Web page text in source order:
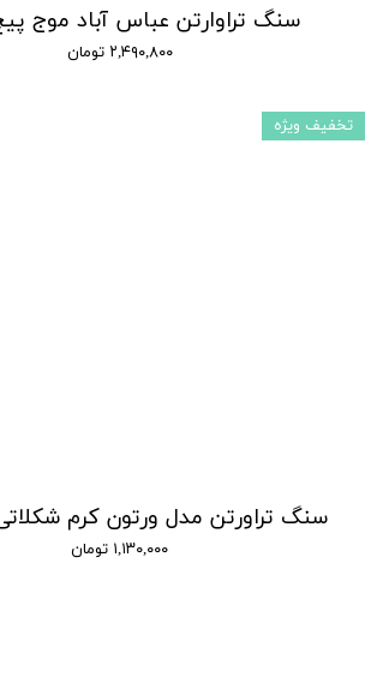
سنگ تراوارتن عباس آباد موج
۲,۴۹۰,۸۰۰ تومان
سنگ تراورتن مدل ورتون کرم شکلاتی کد
۱,۱۳۰,۰۰۰ تومان
تخفیف ویژه